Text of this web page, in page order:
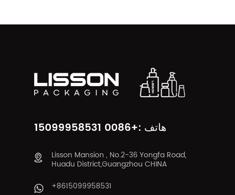
هاتف :+0086 15099958531
Lisson Mansion , No.2-36 Yongfa Road,
Huadu District,Guangzhou CHINA
+8615099958531